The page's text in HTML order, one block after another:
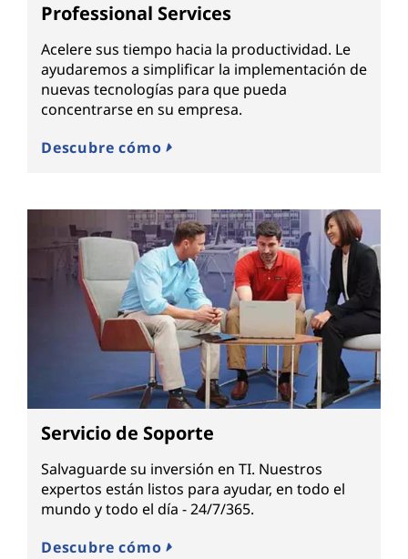
Professional Services
Acelere sus tiempo hacia la productividad. Le
ayudaremos a simplificar la implementación de
nuevas tecnologías para que pueda
concentrarse en su empresa.
Descubre cómo
Servicio de Soporte
Salvaguarde su inversión en TI. Nuestros
expertos están listos para ayudar, en todo el
mundo y todo el día - 24/7/365.
Descubre cómo